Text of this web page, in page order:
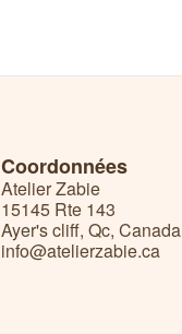
Coordonnées
Atelier Zabie
15145 Rte 143
Ayer's cliff, Qc, Canada
info@atelierzabie.ca